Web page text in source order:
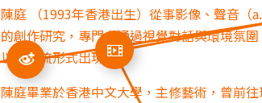
陳庭 （1993年香港出生）從事影像、聲音（
的創作研究，專門由通過視覺對話與環境氛圍
以意識流形式出現。
陳庭畢業於香港中文大學，主修藝術，曾前